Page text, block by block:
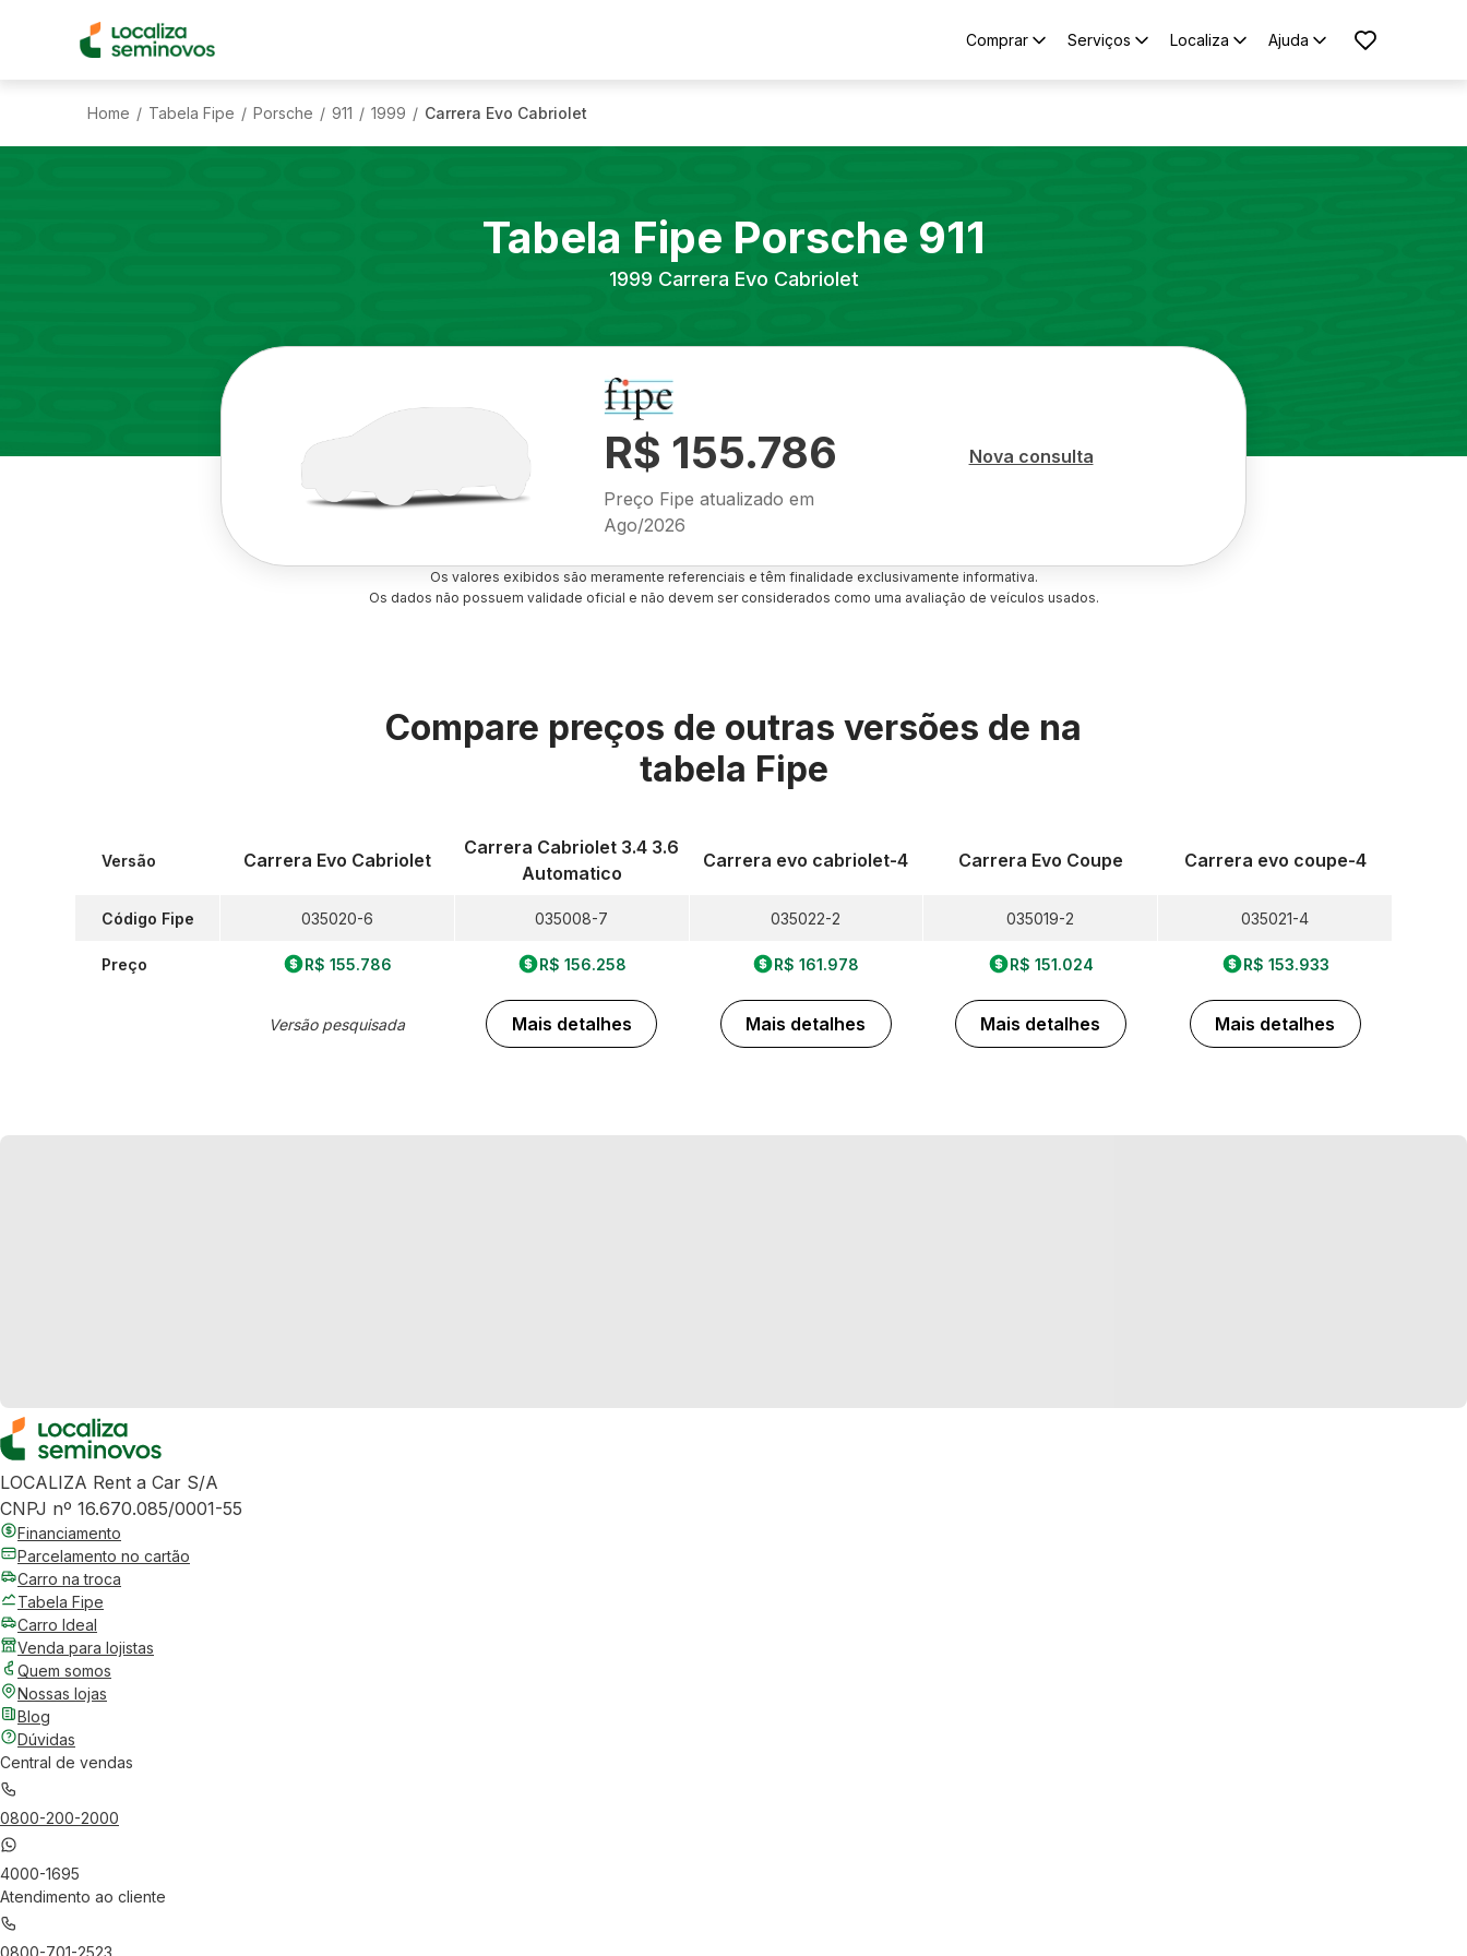
Comprar Serviços Localiza Ajuda
Home / Tabela Fipe / Porsche / 911 / 1999 / Carrera Evo Cabriolet
Tabela Fipe Porsche 911
1999 Carrera Evo Cabriolet
R$ 155.786
Preço Fipe atualizado em
Ago/2026
Nova consulta
Os valores exibidos são meramente referenciais e têm finalidade exclusivamente informativa.
Os dados não possuem validade oficial e não devem ser considerados como uma avaliação de veículos usados.
Compare preços de outras versões de na
tabela Fipe
Versão
Código Fipe
Preço
Carrera Evo Cabriolet
035020-6
R$ 155.786
Versão pesquisada
Carrera Cabriolet 3.4 3.6
Automatico
035008-7
R$ 156.258
Mais detalhes
Carrera evo cabriolet-4
035022-2
R$ 161.978
Mais detalhes
Carrera Evo Coupe
035019-2
R$ 151.024
Mais detalhes
Carrera evo coupe-4
035021-4
R$ 153.933
Mais detalhes
LOCALIZA Rent a Car S/A
CNPJ nº 16.670.085/0001-55
Financiamento
Parcelamento no cartão
Carro na troca
Tabela Fipe
Carro Ideal
Venda para lojistas
Quem somos
Nossas lojas
Blog
Dúvidas
Central de vendas
0800-200-2000
4000-1695
Atendimento ao cliente
0800-701-2523